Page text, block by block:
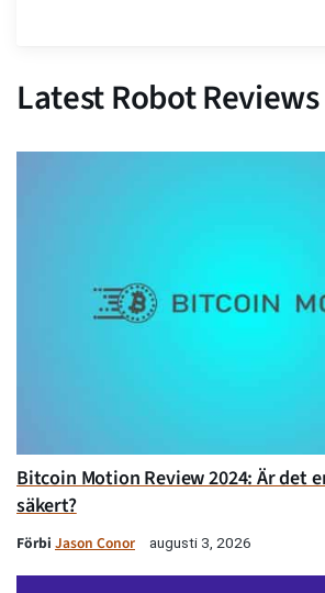
Latest Robot Reviews
Bitcoin Motion Review 2024: Är det
säkert?
Förbi Jason Conor augusti 3, 2026